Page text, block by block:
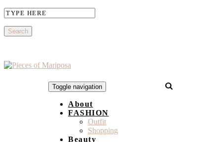
Toggle navigation
About
FASHION
Outfit
Shopping
Beauty